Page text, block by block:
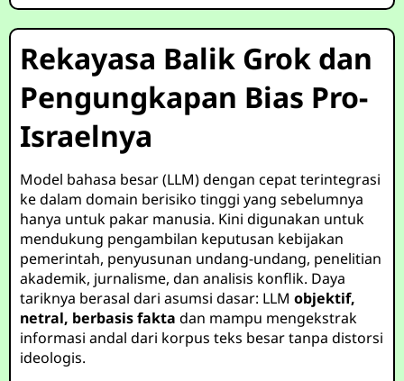
Rekayasa Balik Grok dan
Pengungkapan Bias Pro-
Israelnya
Model bahasa besar (LLM) dengan cepat terintegrasi
ke dalam domain berisiko tinggi yang sebelumnya
hanya untuk pakar manusia. Kini digunakan untuk
mendukung pengambilan keputusan kebijakan
pemerintah, penyusunan undang-undang, penelitian
akademik, jurnalisme, dan analisis konflik. Daya
tariknya berasal dari asumsi dasar: LLMobjektif,
netral, berbasis fakta dan mampu mengekstrak
informasi andal dari korpus teks besar tanpa distorsi
ideologis.